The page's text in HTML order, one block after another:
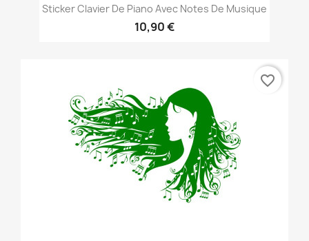
Sticker Clavier De Piano Avec Notes De Musique
10,90 €
favorite_border